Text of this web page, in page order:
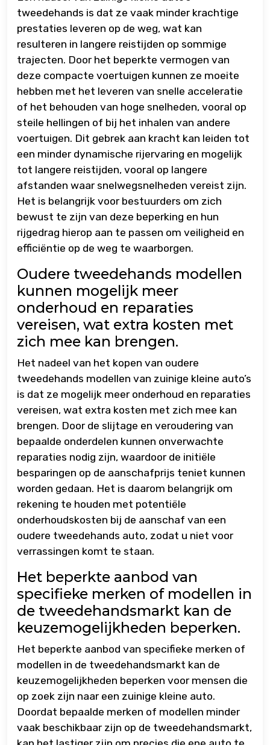
tweedehands is dat ze vaak minder krachtige
prestaties leveren op de weg, wat kan
resulteren in langere reistijden op sommige
trajecten. Door het beperkte vermogen van
deze compacte voertuigen kunnen ze moeite
hebben met het leveren van snelle acceleratie
of het behouden van hoge snelheden, vooral op
steile hellingen of bij het inhalen van andere
voertuigen. Dit gebrek aan kracht kan leiden tot
een minder dynamische rijervaring en mogelijk
tot langere reistijden, vooral op langere
afstanden waar snelwegsnelheden vereist zijn.
Het is belangrijk voor bestuurders om zich
bewust te zijn van deze beperking en hun
rijgedrag hierop aan te passen om veiligheid en
efficiëntie op de weg te waarborgen.
Oudere tweedehands modellen
kunnen mogelijk meer
onderhoud en reparaties
vereisen, wat extra kosten met
zich mee kan brengen.
Het nadeel van het kopen van oudere
tweedehands modellen van zuinige kleine auto’s
is dat ze mogelijk meer onderhoud en reparaties
vereisen, wat extra kosten met zich mee kan
brengen. Door de slijtage en veroudering van
bepaalde onderdelen kunnen onverwachte
reparaties nodig zijn, waardoor de initiële
besparingen op de aanschafprijs teniet kunnen
worden gedaan. Het is daarom belangrijk om
rekening te houden met potentiële
onderhoudskosten bij de aanschaf van een
oudere tweedehands auto, zodat u niet voor
verrassingen komt te staan.
Het beperkte aanbod van
specifieke merken of modellen in
de tweedehandsmarkt kan de
keuzemogelijkheden beperken.
Het beperkte aanbod van specifieke merken of
modellen in de tweedehandsmarkt kan de
keuzemogelijkheden beperken voor mensen die
op zoek zijn naar een zuinige kleine auto.
Doordat bepaalde merken of modellen minder
vaak beschikbaar zijn op de tweedehandsmarkt,